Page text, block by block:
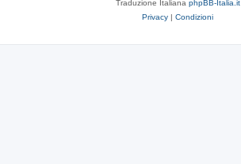
Traduzione Italiana phpBB-Italia.it
Privacy | Condizioni